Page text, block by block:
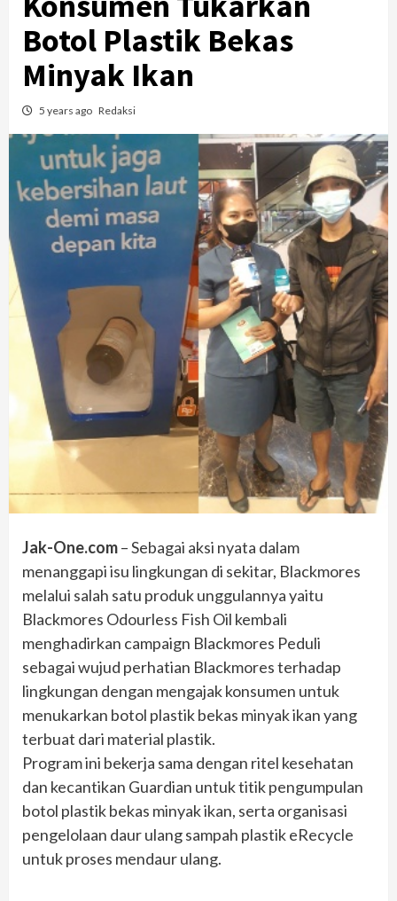
Botol Plastik Bekas
Minyak Ikan
5 years ago Redaksi
Jak-One.com– Sebagai aksi nyata dalam
menanggapi isu lingkungan di sekitar, Blackmores
melalui salah satu produk unggulannya yaitu
Blackmores Odourless Fish Oil kembali
menghadirkan campaign Blackmores Peduli
sebagai wujud perhatian Blackmores terhadap
lingkungan dengan mengajak konsumen untuk
menukarkan botol plastik bekas minyak ikan yang
terbuat dari material plastik.
Program ini bekerja sama dengan ritel kesehatan
dan kecantikan Guardian untuk titik pengumpulan
botol plastik bekas minyak ikan, serta organisasi
pengelolaan daur ulang sampah plastik eRecycle
untuk proses mendaur ulang.